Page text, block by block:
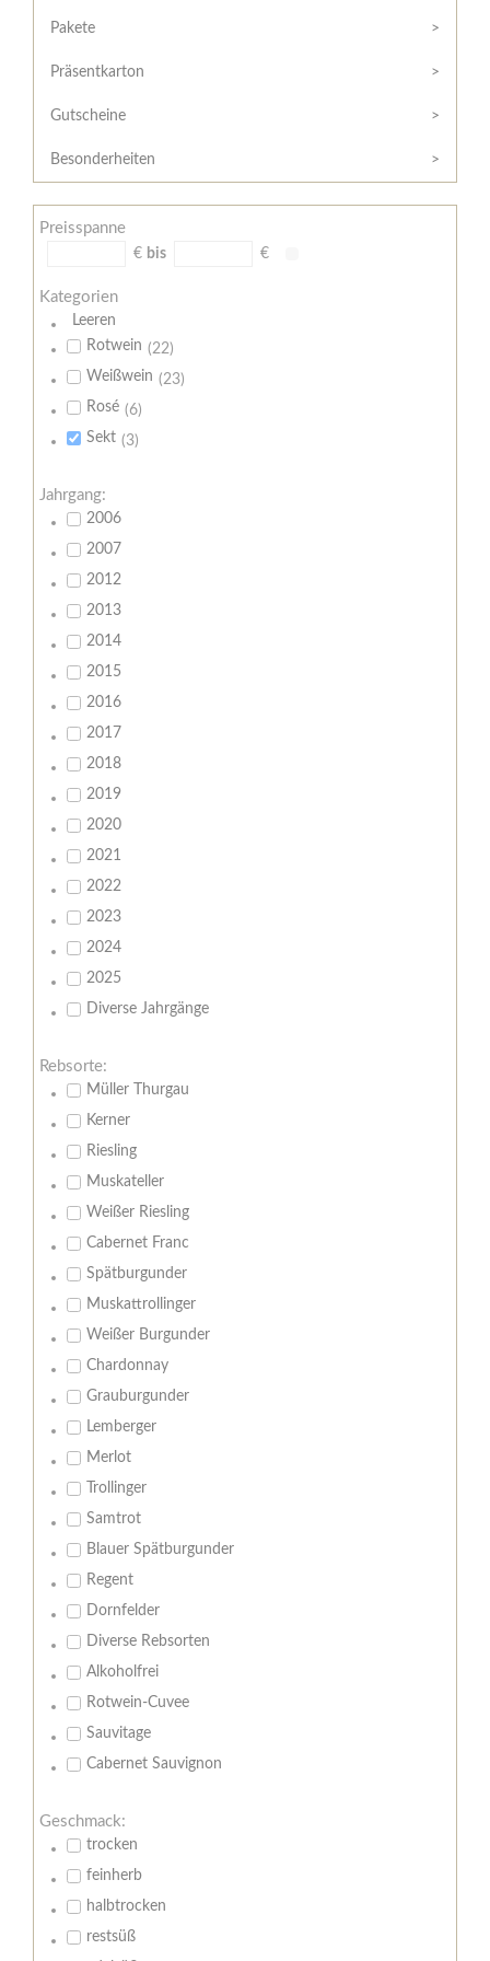
/
Widerrufsformular
AGB
Zahlungsbedingungen
Meine
Pakete
Präsentkarton
Gutscheine
Besonderheiten
Preisspanne
€ bis €
Kategorien
Leeren
Rotwein (22)
Weißwein (23)
Rosé (6)
Sekt (3)
Jahrgang:
2006
2007
2012
2013
2014
2015
2016
2017
2018
2019
2020
2021
2022
2023
2024
2025
Diverse Jahrgänge
Rebsorte:
Müller Thurgau
Kerner
Riesling
Muskateller
Weißer Riesling
Cabernet Franc
Spätburgunder
Muskattrollinger
Weißer Burgunder
Chardonnay
Grauburgunder
Lemberger
Merlot
Trollinger
Samtrot
Blauer Spätburgunder
Regent
Dornfelder
Diverse Rebsorten
Alkoholfrei
Rotwein-Cuvee
Sauvitage
Cabernet Sauvignon
Geschmack:
trocken
feinherb
halbtrocken
restsüß